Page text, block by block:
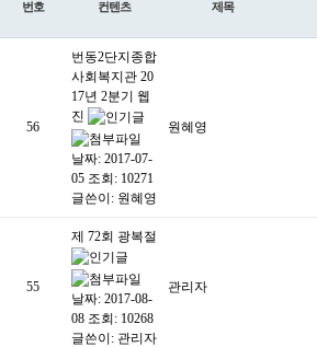
번호 컨텐츠 제목
56
번동2단지종합
사회복지관 20
17년 2분기 웹
진
날짜: 2017-07-
05 조회: 10271
글쓴이: 원혜영
원혜영
55
제 72회 광복절
날짜: 2017-08-
08 조회: 10268
글쓴이: 관리자
관리자